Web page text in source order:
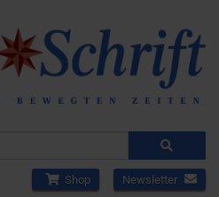
Shop Newsletter